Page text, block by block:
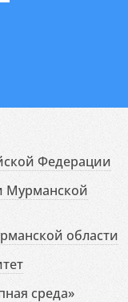
Федерации
Мурманской
области
среда»